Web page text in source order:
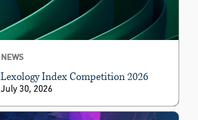
NEWS
Lexology Index Competition 2026
July 30, 2026